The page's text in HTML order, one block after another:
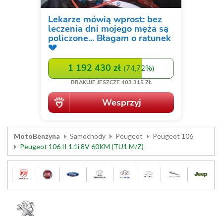
MotoBenzyna Samochody Peugeot
Peugeot 106
Peugeot 106 II 1.1i 8V 60KM (TU1 M/Z)